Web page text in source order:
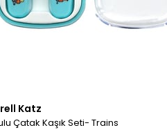
Katz
Çatak Kaşık Seti- Trains